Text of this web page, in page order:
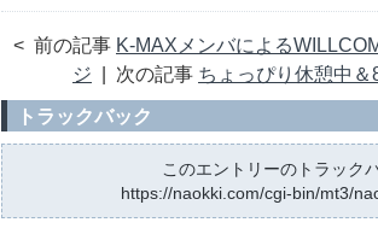
< 前の記事 K-MAXメンバによる
ジ | 次の記事 ちょっぴり休憩中
トラックバック
このエントリーのトラック
https://naokki.com/cgi-bin/mt3/